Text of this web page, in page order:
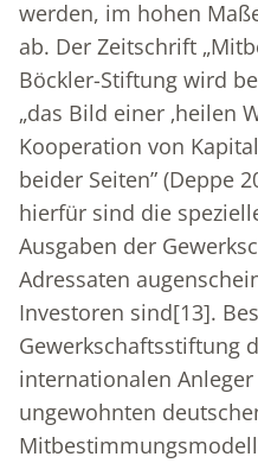
werden, im hohen
ab. Der Zeitschrift
Böckler-Stiftung wird
„das Bild einer ‚heilen
Kooperation von
beider Seiten” (Deppe
hierfür sind die
Ausgaben der
Adressaten
Investoren sind[13].
Gewerkschaftsstiftung
internationalen
ungewohnten